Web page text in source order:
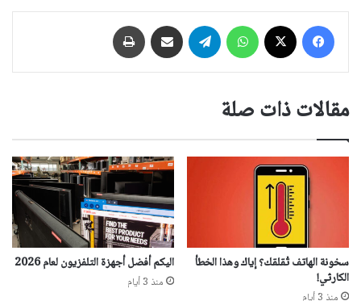
فيسبوك واتساب تيلقرام مشاركة عبر البريد
مقالات ذات صلة
سخونة الهاتف تُقلقك؟ إياك وهذا الخطأ
الكارثي!
اليكم أفضل أجهزة التلفزيون لعام 2026
منذ 3 أيام